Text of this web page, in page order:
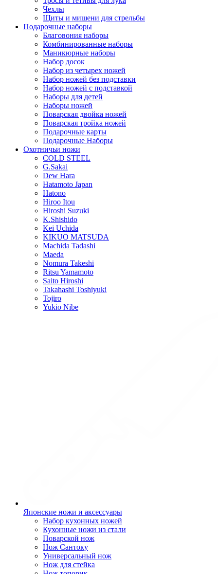
Чехлы
Щиты и мишени для стрельбы
Подарочные наборы
Благовония наборы
Комбинированные наборы
Маникюрные наборы
Набор досок
Набор из четырех ножей
Набор ножей без подставки
Набор ножей с подставкой
Наборы для детей
Наборы ножей
Поварская двойка ножей
Поварская тройка ножей
Подарочные карты
Подарочные Наборы
Охотничьи ножи
COLD STEEL
G.Sakai
Dew Hara
Hatamoto Japan
Hatono
Hiroo Itou
Hiroshi Suzuki
K.Shishido
Kei Uchida
KIKUO MATSUDA
Machida Tadashi
Maeda
Nomura Takeshi
Ritsu Yamamoto
Saito Hiroshi
Takahashi Toshiyuki
Tojiro
Yukio Nibe
Японские ножи и аксессуары
Набор кухонных ножей
Кухонные ножи из стали
Поварской нож
Нож Сантоку
Универсальный нож
Нож для стейка